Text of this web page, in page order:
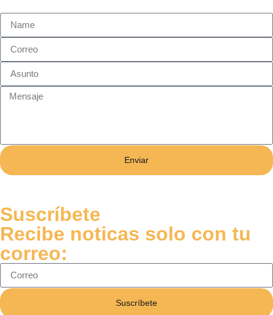
Enviar
Suscríbete
Recibe noticas solo con tu
correo:
Suscríbete